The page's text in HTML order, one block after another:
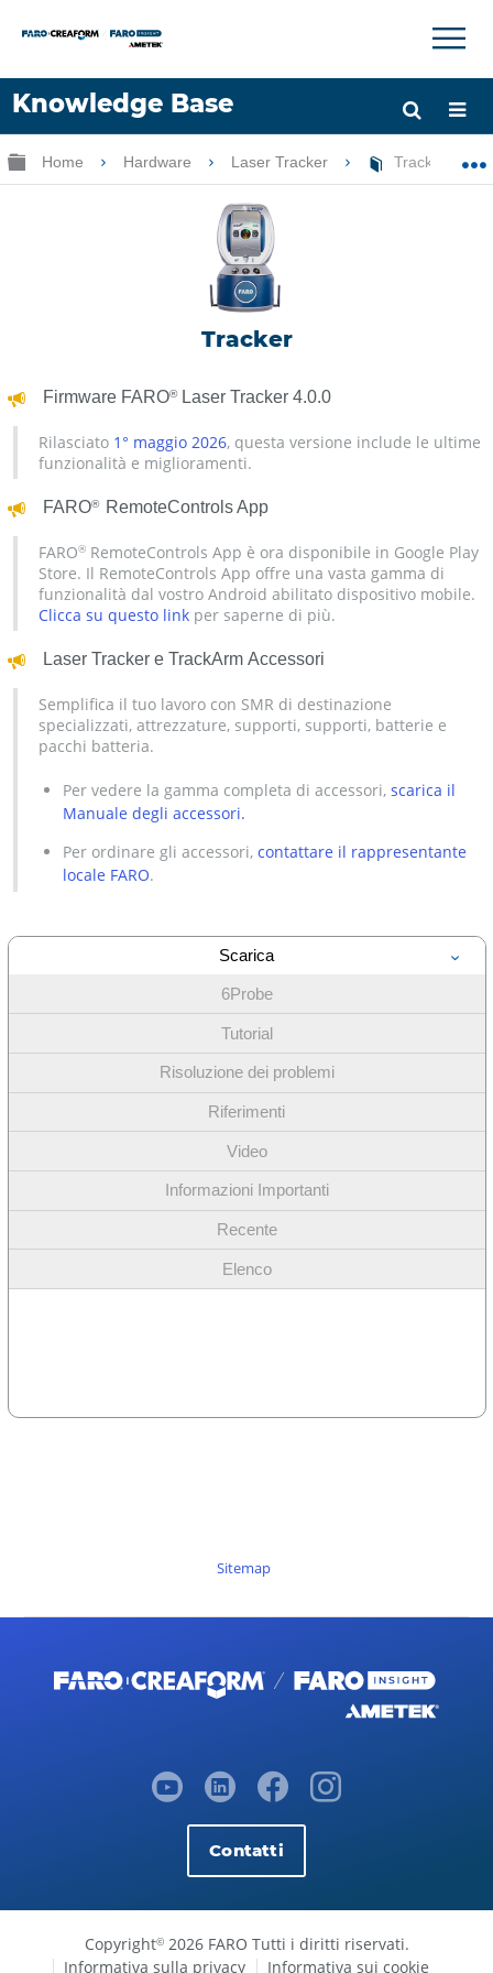
Knowledge Base
Lingua
Chiedere aiuto Accesso
×
Ingrandisci/riduci gerarchia globale
Home Hardware Laser Tracker Tracker
Tracker
Firmware FARO®Laser Tracker 4.0.0
Rilasciato 1° maggio 2026, questa versione include le ultime
funzionalità e miglioramenti.
FARO® RemoteControls App
FARO®RemoteControls App è ora disponibile in Google Play
Store. Il RemoteControls App offre una vasta gamma di
funzionalità dal vostro Android abilitato dispositivo mobile.
Clicca su questo linkper saperne di più.
Laser Tracker e TrackArm Accessori
Semplifica il tuo lavoro con SMR di destinazione
specializzati, attrezzature, supporti, supporti, batterie e
pacchi batteria.
Per vedere la gamma completa di accessori, scarica il
Manuale degli accessori.
Per ordinare gli accessori, contattare il rappresentante
locale FARO.
Scarica
6Probe
Tutorial
Risoluzione dei problemi
Riferimenti
Video
Informazioni Importanti
Recente
Elenco
Sitemap
Contatti
Copyright©2026 FARO Tutti i diritti riservati.
Informativa sulla privacy
Informativa sui cookie